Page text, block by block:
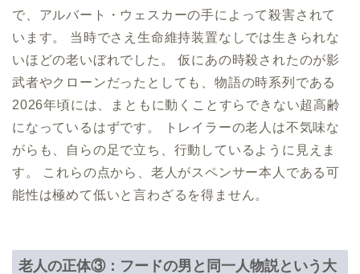
で、アルバート・ウェスカーの手によって殺害されて
います。 当時でさえ生命維持装置なしでは生きられな
いほどの老いぼれでした。 仮にあの時殺されたのが影
武者やクローンだったとしても、物語の時系列である
2026年頃には、まともに動くことすらできない超高齢
になっているはずです。 トレイラーの老人は不気味な
がらも、自らの足で立ち、行動しているように見えま
す。 これらの点から、老人がスペンサー本人である可
能性は極めて低いと言わざるを得ません。
老人の正体③：フードの男と同一人物説という大